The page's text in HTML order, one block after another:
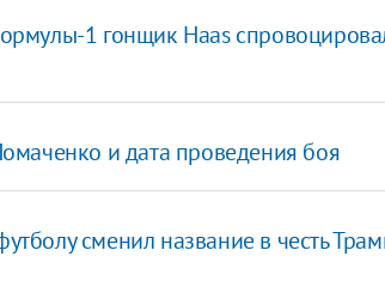
1 гонщик Haas
и дата проведения боя
сменил название в честь